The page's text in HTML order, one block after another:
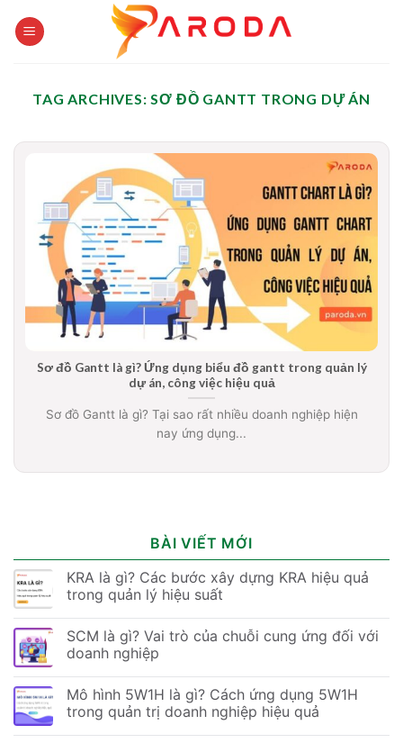
TAG ARCHIVES:SƠ ĐỒ GANTT TRONG DỰ ÁN
Sơ đồ Gantt là gì? Ứng dụng biểu đồ gantt trong quản lý
dự án, công việc hiệu quả
Sơ đồ Gantt là gì? Tại sao rất nhiều doanh nghiệp hiện
nay ứng dụng...
BÀI VIẾT MỚI
KRA là gì? Các bước xây dựng KRA hiệu quả
trong quản lý hiệu suất
SCM là gì? Vai trò của chuỗi cung ứng đối với
doanh nghiệp
Mô hình 5W1H là gì? Cách ứng dụng 5W1H
trong quản trị doanh nghiệp hiệu quả